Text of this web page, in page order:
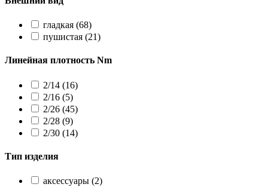
гладкая (68)
пушистая (21)
Линейная плотность Nm
2/14 (16)
2/16 (5)
2/26 (45)
2/28 (9)
2/30 (14)
Тип изделия
аксессуары (2)